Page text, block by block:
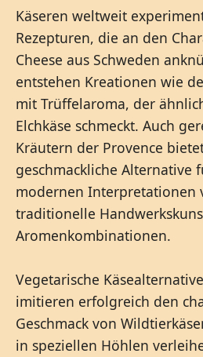
Käseren weltweit
Rezepturen, die an den
Cheese aus Schweden
entstehen Kreationen wie
mit Trüffelaroma, der
Elchkäse schmeckt. Auch
Kräutern der Provence
geschmackliche Alternative
modernen Interpretationen
traditionelle
Aromenkombinationen.
Vegetarische
imitieren erfolgreich den
Geschmack von
in speziellen Höhlen